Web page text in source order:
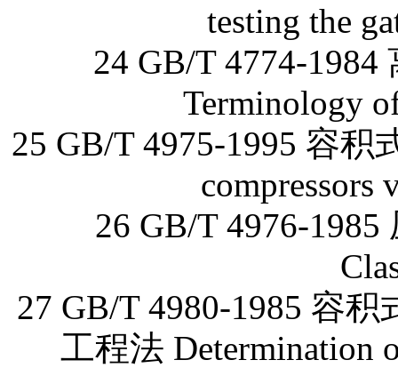
testing the
24 GB/T 4774-
Terminology
25 GB/T 4975-1995 容积
compressors
26 GB/T 4976-1985
27 GB/T 4980-1985 容
工程法 Determination